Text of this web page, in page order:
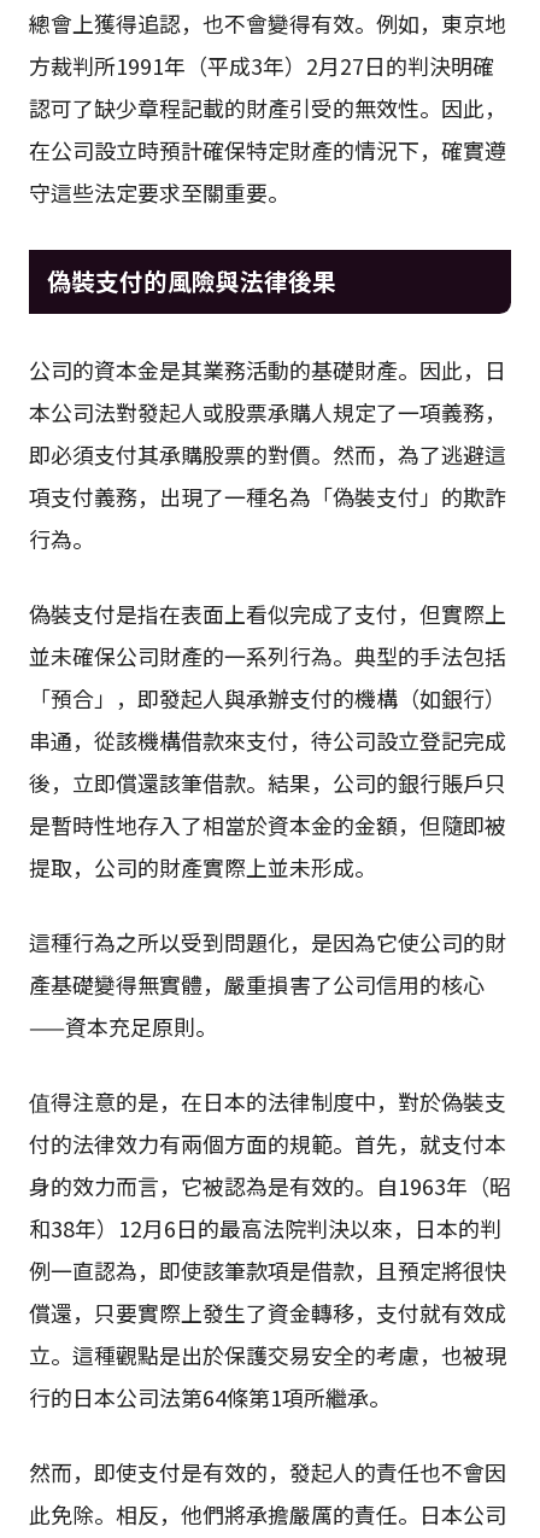
總會上獲得追認，也不會變得有效。例如，東京地
方裁判所1991年（平成3年）2月27日的判決明確
認可了缺少章程記載的財產引受的無效性。因此，
在公司設立時預計確保特定財產的情況下，確實遵
守這些法定要求至關重要。
偽裝支付的風險與法律後果
公司的資本金是其業務活動的基礎財產。因此，日
本公司法對發起人或股票承購人規定了一項義務，
即必須支付其承購股票的對價。然而，為了逃避這
項支付義務，出現了一種名為「偽裝支付」的欺詐
行為。
偽裝支付是指在表面上看似完成了支付，但實際上
並未確保公司財產的一系列行為。典型的手法包括
「預合」，即發起人與承辦支付的機構（如銀行）
串通，從該機構借款來支付，待公司設立登記完成
後，立即償還該筆借款。結果，公司的銀行賬戶只
是暫時性地存入了相當於資本金的金額，但隨即被
提取，公司的財產實際上並未形成。
這種行為之所以受到問題化，是因為它使公司的財
產基礎變得無實體，嚴重損害了公司信用的核心
——資本充足原則。
值得注意的是，在日本的法律制度中，對於偽裝支
付的法律效力有兩個方面的規範。首先，就支付本
身的效力而言，它被認為是有效的。自1963年（昭
和38年）12月6日的最高法院判決以來，日本的判
例一直認為，即使該筆款項是借款，且預定將很快
償還，只要實際上發生了資金轉移，支付就有效成
立。這種觀點是出於保護交易安全的考慮，也被現
行的日本公司法第64條第1項所繼承。
然而，即使支付是有效的，發起人的責任也不會因
此免除。相反，他們將承擔嚴厲的責任。日本公司